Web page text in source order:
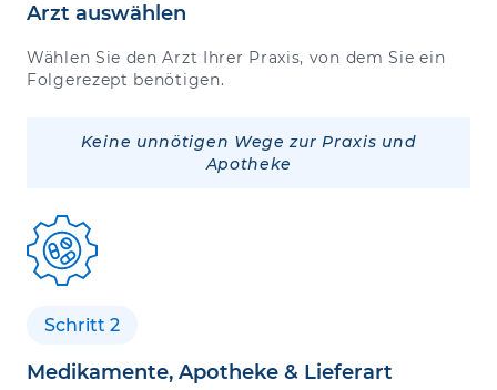
Arzt auswählen
Wählen Sie den Arzt Ihrer Praxis, von dem Sie ein
Folgerezept benötigen.
Keine unnötigen Wege zur Praxis und
Apotheke
Schritt 2
Medikamente, Apotheke & Lieferart